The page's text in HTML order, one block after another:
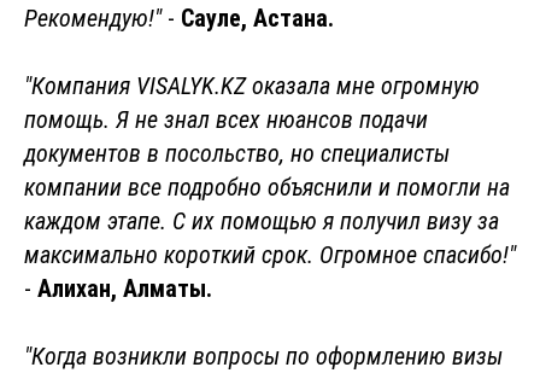
Рекомендую!"- Сауле, Астана.
"Компания VISALYK.KZ оказала мне огромную
помощь. Я не знал всех нюансов подачи
документов в посольство, но специалисты
компании все подробно объяснили и помогли на
каждом этапе. С их помощью я получил визу за
максимально короткий срок. Огромное спасибо!"
- Алихан, Алматы.
"Когда возникли вопросы по оформлению визы